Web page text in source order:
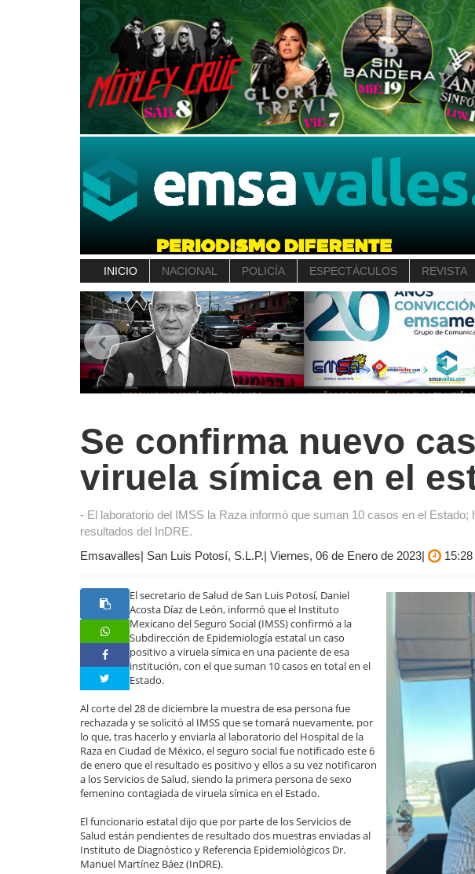
INICIO NACIONAL POLICÍA ESPECTÁCULOS REVISTA
Se confirma nuevo
viruela símica en el
- El laboratorio del IMSS la Raza informó que suman 10 casos en el
resultados del InDRE.
Emsavalles| San Luis Potosí, S.L.P.| Viernes, 06 de Enero de 2023|
15:28
El secretario de Salud de San Luis Potosí, Daniel
Acosta Díaz de León, informó que el Instituto
Mexicano del Seguro Social (IMSS) confirmó a la
Subdirección de Epidemiología estatal un caso
positivo a viruela símica en una paciente de esa
institución, con el que suman 10 casos en total en el
Estado.
Al corte del 28 de diciembre la muestra de esa persona fue
rechazada y se solicitó al IMSS que se tomará nuevamente, por
lo que, tras hacerlo y enviarla al laboratorio del Hospital de la
Raza en Ciudad de México, el seguro social fue notificado este 6
de enero que el resultado es positivo y ellos a su vez notificaron
a los Servicios de Salud, siendo la primera persona de sexo
femenino contagiada de viruela símica en el Estado.
El funcionario estatal dijo que por parte de los Servicios de
Salud están pendientes de resultado dos muestras enviadas al
Instituto de Diagnóstico y Referencia Epidemiológicos Dr.
Manuel Martínez Báez (InDRE).